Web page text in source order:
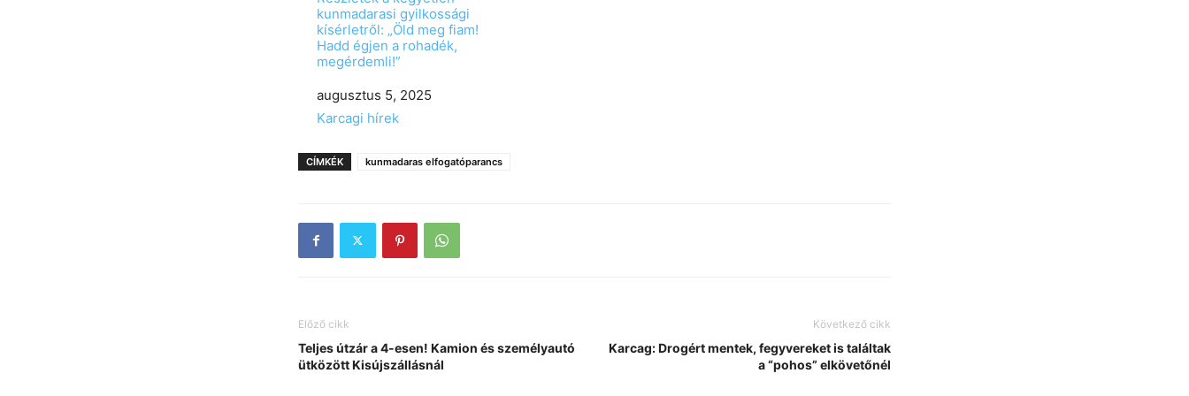
kunmadarasi gyilkossági
kísérletről: „Öld meg fiam!
Hadd égjen a rohadék,
megérdemli!”
Date
augusztus 5, 2025
In relation to
Karcagi hírek
CÍMKÉK kunmadaras elfogatóparancs
Előző cikk
Teljes útzár a 4-esen! Kamion és személyautó
ütközött Kisújszállásnál
Következő cikk
Karcag: Drogért mentek, fegyvereket is találtak
a “pohos” elkövetőnél